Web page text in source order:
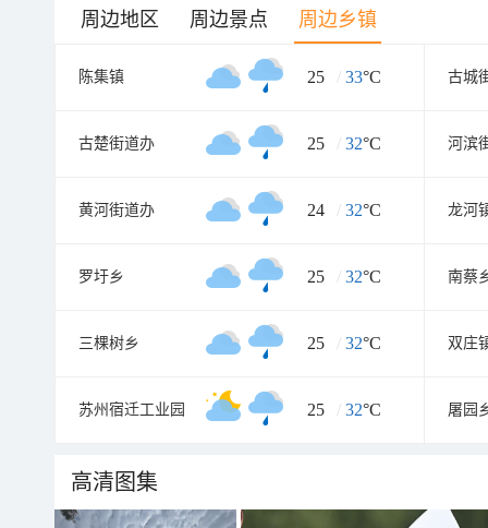
周边地区 周边景点 周边乡镇
陈集镇 25 / 33°C 古城
古楚街道办 25 / 32°C 河滨
黄河街道办 24 / 32°C 龙河
罗圩乡 25 / 32°C 南蔡
三棵树乡 25 / 32°C 双庄
苏州宿迁工业园 25 / 32°C 屠园
高清图集